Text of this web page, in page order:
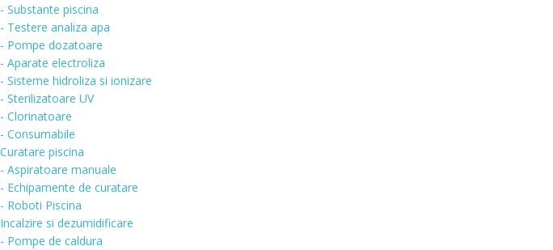
- Substante piscina
- Testere analiza apa
- Pompe dozatoare
- Aparate electroliza
- Sisteme hidroliza si ionizare
- Sterilizatoare UV
- Clorinatoare
- Consumabile
Curatare piscina
- Aspiratoare manuale
- Echipamente de curatare
- Roboti Piscina
Incalzire si dezumidificare
- Pompe de caldura